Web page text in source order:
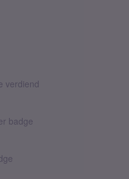
verdiend
badge